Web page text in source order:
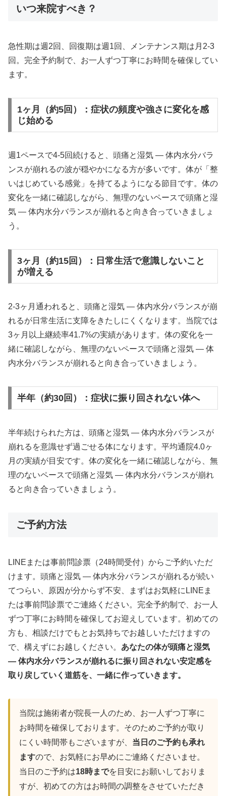
いつ来院すべき？
急性期は週2回、回復期は週1回、メンテナンス期は月2-3
回。完全予約制で、お一人ずつ丁寧にお時間を確保してい
ます。
1ヶ月（約5回）：症状の頻度や強さに変化を感
じ始める
週1ペースで4-5回続けると、頭痛と湿気 ― 体内水分バラ
ンスが崩れるの波が穏やかになる方が多いです。体が「整
いはじめている感覚」を持てるようになる節目です。体の
変化を一緒に確認しながら、無理のないペースで頭痛と湿
気 ― 体内水分バランスが崩れると向き合っていきましょ
う。
3ヶ月（約15回）：日常生活で意識しないこと
が増える
2-3ヶ月通われると、頭痛と湿気 ― 体内水分バランスが崩
れるが日常生活に支障をきたしにくくなります。当院では
3ヶ月以上継続率41.7%の実績があります。体の変化を一
緒に確認しながら、無理のないペースで頭痛と湿気 ― 体
内水分バランスが崩れると向き合っていきましょう。
半年（約30回）：症状に振り回されない体へ
半年続けられた方は、頭痛と湿気 ― 体内水分バランスが
崩れるを意識せず過ごせる体になります。平均通院4.0ヶ
月の実績が目安です。体の変化を一緒に確認しながら、無
理のないペースで頭痛と湿気 ― 体内水分バランスが崩れ
ると向き合っていきましょう。
ご予約方法
LINEまたは事前問診票（24時間受付）からご予約いただ
けます。頭痛と湿気 ― 体内水分バランスが崩れるが続い
てつらい、原因が分からず不安、まずはお気軽にLINEま
たは事前問診票でご連絡ください。完全予約制で、お一人
ずつ丁寧にお時間を確保してお迎えしています。初めての
方も、相談だけでもとお気持ちでお越しいただけますの
で、構えずにお越しください。 あなたの体が頭痛と湿気
― 体内水分バランスが崩れるに振り回されない安定感を
取り戻していく道筋を、一緒に作っていきます。
当院は施術者が院長一人のため、お一人ずつ丁寧に
お時間を確保しております。そのためご予約が取り
にくい時間帯もございますが、 当日のご予約も承れ
ますので、お気軽にお早めにご連絡くださいませ。
当日のご予約は18時までを目安にお願いしておりま
すが、初めての方はお時間の調整をさせていただき